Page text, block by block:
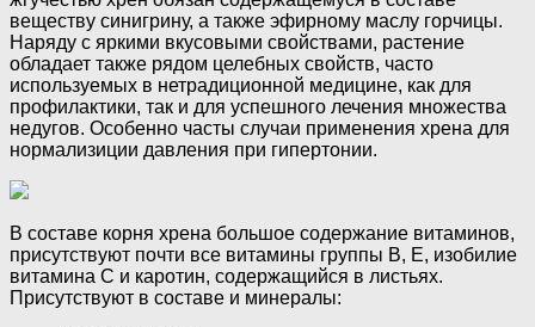
веществу синигрину, а также эфирному маслу горчицы.
Наряду с яркими вкусовыми свойствами, растение
обладает также рядом целебных свойств, часто
используемых в нетрадиционной медицине, как для
профилактики, так и для успешного лечения множества
недугов. Особенно часты случаи применения хрена для
нормализиции давления при гипертонии.
В составе корня хрена большое содержание витаминов,
присутствуют почти все витамины группы В, Е, изобилие
витамина С и каротин, содержащийся в листьях.
Присутствуют в составе и минералы: